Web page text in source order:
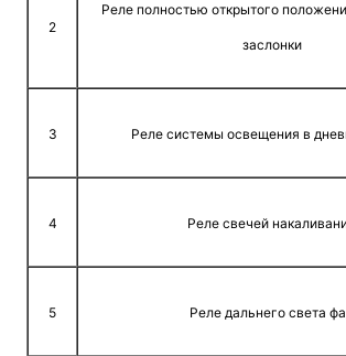
2
Реле полностью открытого
заслонки
3 Реле системы освещения в
4 Реле свечей
5 Реле дальнего света